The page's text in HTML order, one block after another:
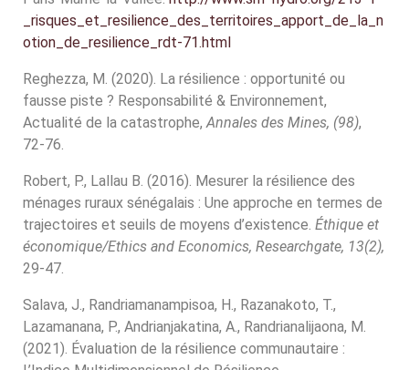
_risques_et_resilience_des_territoires_apport_de_la_n
otion_de_resilience_rdt-71.html
Reghezza, M. (2020). La résilience : opportunité ou
fausse piste ? Responsabilité & Environnement,
Actualité de la catastrophe,Annales des Mines, (98),
72-76.
Robert, P., Lallau B. (2016). Mesurer la résilience des
ménages ruraux sénégalais : Une approche en termes de
trajectoires et seuils de moyens d’existence. Éthique et
économique/Ethics and Economics, Researchgate, 13(2),
29-47.
Salava, J., Randriamanampisoa, H., Razanakoto, T.,
Lazamanana, P., Andrianjakatina, A., Randrianalijaona, M.
(2021). Évaluation de la résilience communautaire :